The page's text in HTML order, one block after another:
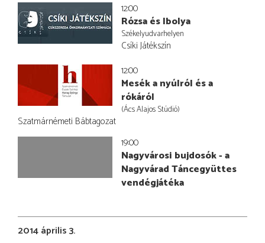
12:00
Rózsa és Ibolya
Székelyudvarhelyen
Csíki Játékszín
12:00
Mesék a nyúlról és a
rókáról
(Ács Alajos Stúdió)
Szatmárnémeti Bábtagozat
19:00
Nagyvárosi bujdosók - a
Nagyvárad Táncegyüttes
vendégjátéka
2014 április 3.